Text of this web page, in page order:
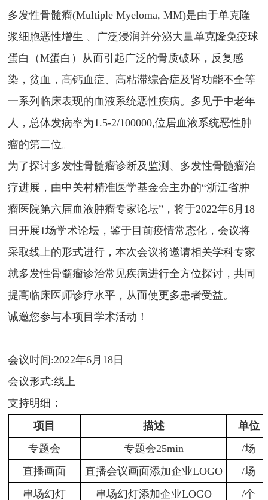
多发性骨髓瘤(Multiple Myeloma, MM)是由于单克隆
浆细胞恶性增生 、广泛浸润并分泌大量单克隆免疫球
蛋白（M蛋白）从而引起广泛的骨质破坏，反复感
染，贫血，高钙血症、高粘滞综合症及肾功能不全等
一系列临床表现的血液系统恶性疾病。多见于中老年
人，总体发病率为1.5-2/100000,位居血液系统恶性肿
瘤的第二位。
为了探讨多发性骨髓瘤诊断及监测、多发性骨髓瘤治
疗进展，由中关村精准医学基金会主办的“浙江省肿
瘤医院第六届血液肿瘤专家论坛”，将于2022年6月18
日开展1场学术论坛，鉴于目前疫情常态化，会议将
采取线上的形式进行，本次会议将邀请相关学科专家
就多发性骨髓瘤诊治常见疾病进行全方位探讨，共同
提高临床医师诊疗水平，从而使更多患者受益。
诚邀您参与本项目学术活动！
会议时间:2022年6月18日
会议形式:线上
支持明细：
项目
描述
单位
专题会
专题会25min
/场
直播画面
直播会议画面添加企业LOGO
/场
串场幻灯
串场幻灯添加企业LOGO
/个